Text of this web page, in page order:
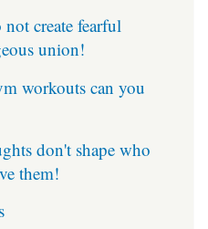
create fearful
union!
workouts can you
don't shape who
them!